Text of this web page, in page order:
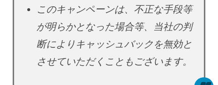
このキャンペーンは、不正な手段等
が明らかとなった場合等、当社の判
断によりキャッシュバックを無効と
させていただくこともございます。